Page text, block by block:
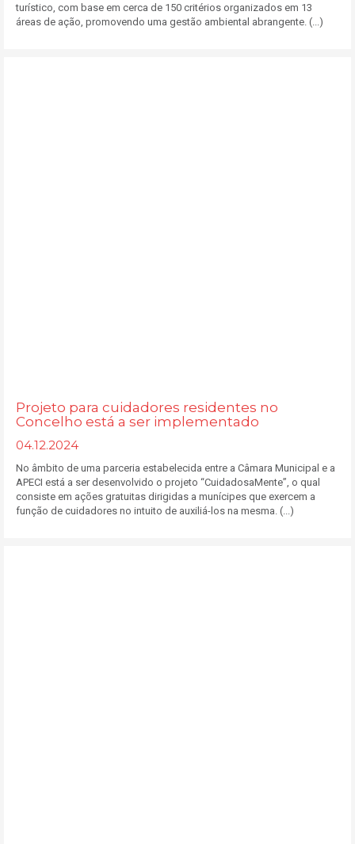
turístico, com base em cerca de 150 critérios organizados em 13
áreas de ação, promovendo uma gestão ambiental abrangente. (...)
Projeto para cuidadores residentes no
Concelho está a ser implementado
04.12.2024
No âmbito de uma parceria estabelecida entre a Câmara Municipal e a
APECI está a ser desenvolvido o projeto “CuidadosaMente”, o qual
consiste em ações gratuitas dirigidas a munícipes que exercem a
função de cuidadores no intuito de auxiliá-los na mesma. (...)